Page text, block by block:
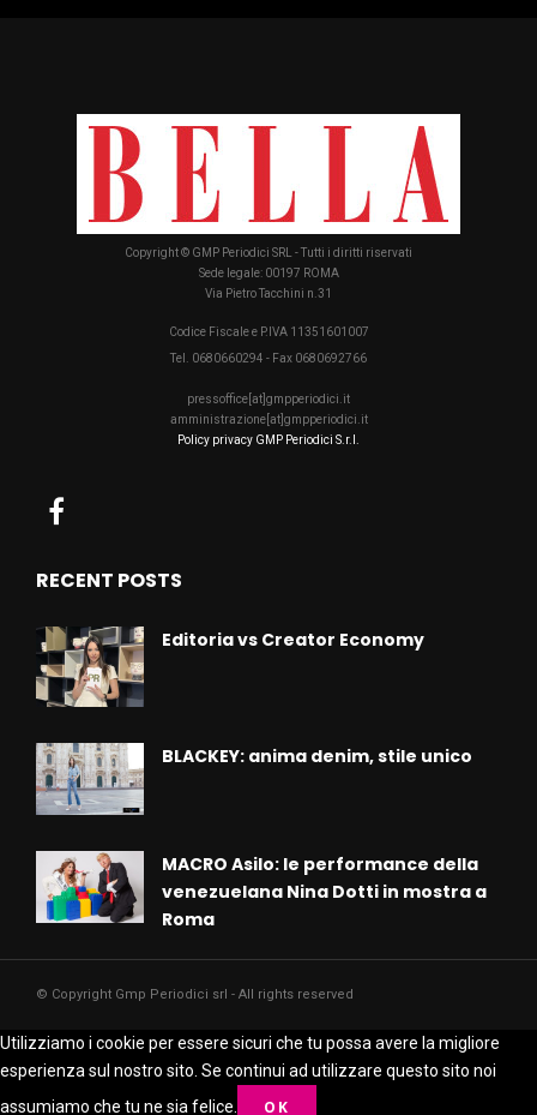
Copyright © GMP Periodici SRL - Tutti i diritti riservati
Sede legale: 00197 ROMA
Via Pietro Tacchini n.31
Codice Fiscale e P.IVA 11351601007
Tel. 0680660294 - Fax 0680692766
pressoffice[at]gmpperiodici.it
amministrazione[at]gmpperiodici.it
Policy privacy GMP Periodici S.r.l.
RECENT POSTS
Editoria vs Creator Economy
BLACKEY: anima denim, stile unico
MACRO Asilo: le performance della
venezuelana Nina Dotti in mostra a
Roma
© Copyright Gmp Periodici srl - All rights reserved
Utilizziamo i cookie per essere sicuri che tu possa avere la migliore
esperienza sul nostro sito. Se continui ad utilizzare questo sito noi
assumiamo che tu ne sia felice.
OK